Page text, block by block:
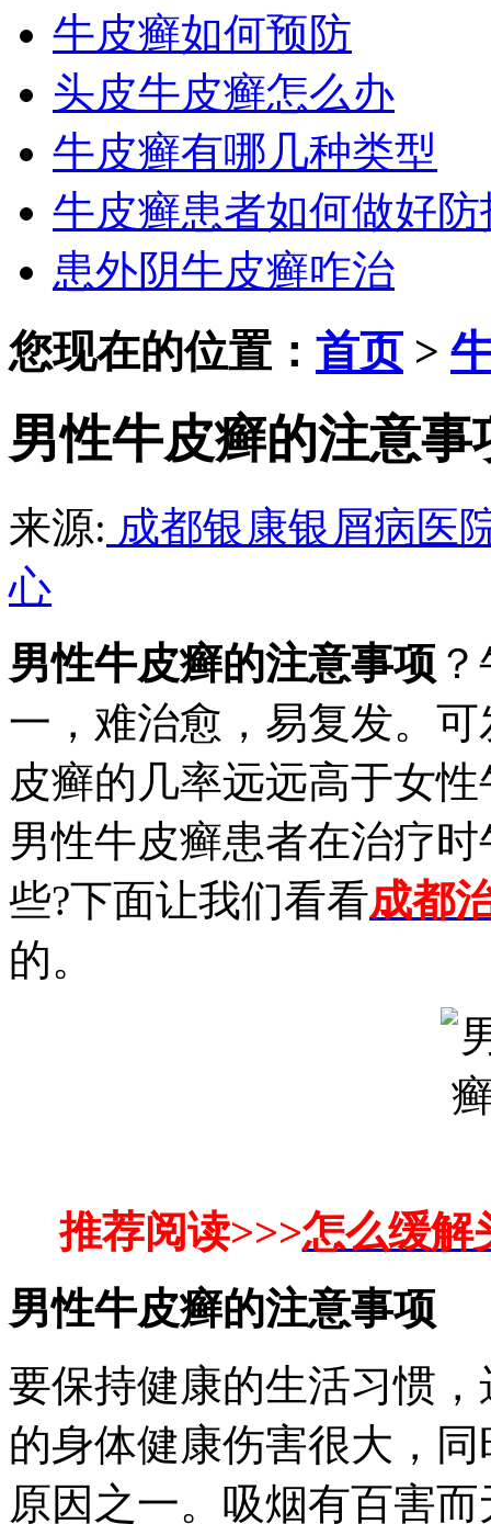
牛皮癣如何预防
头皮牛皮癣怎么办
牛皮癣有哪几种类型
牛皮癣患者如何做好防
患外阴牛皮癣咋治
您现在的位置： 首页>
男性牛皮癣的注意事
来源: 成都银康银屑病医
心
男性牛皮癣的注意事项
一，难治愈，易复发。
皮癣的几率远远高于女
男性牛皮癣患者在治疗
些?下面让我们看看成都
的。
推荐阅读>>>怎么缓解
男性牛皮癣的注意事项
要保持健康的生活习惯
的身体健康伤害很大，
原因之一。吸烟有百害